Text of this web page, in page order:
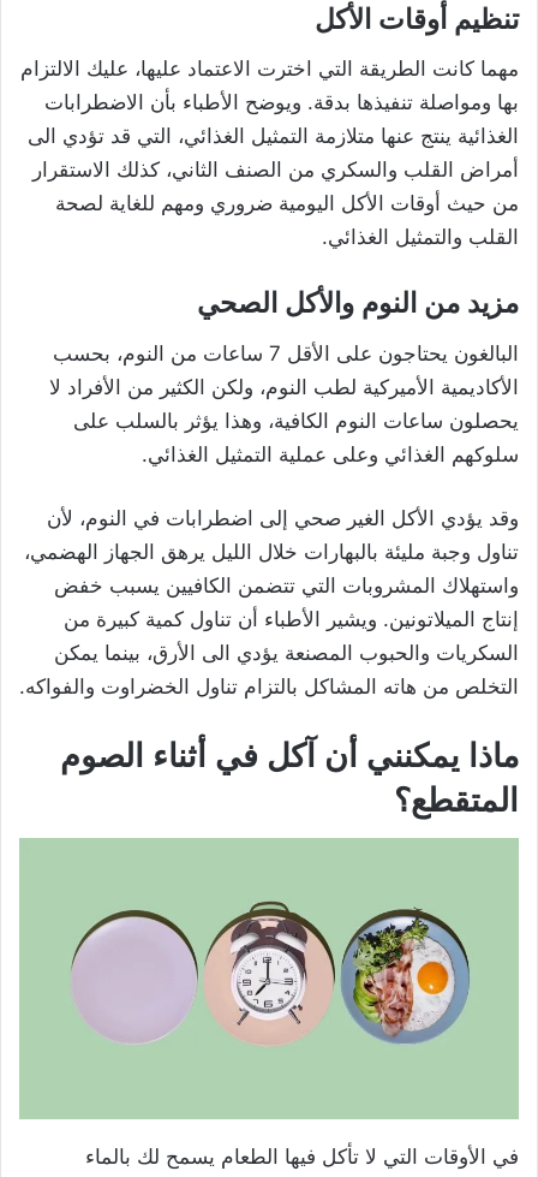
تنظيم أوقات الأكل
مهما كانت الطريقة التي اخترت الاعتماد عليها، عليك الالتزام
بها ومواصلة تنفيذها بدقة. ويوضح الأطباء بأن الاضطرابات
الغذائية ينتج عنها متلازمة التمثيل الغذائي، التي قد تؤدي الى
أمراض القلب والسكري من الصنف الثاني، كذلك الاستقرار
من حيث أوقات الأكل اليومية ضروري ومهم للغاية لصحة
القلب والتمثيل الغذائي.
مزيد من النوم والأكل الصحي
البالغون يحتاجون على الأقل 7 ساعات من النوم، بحسب
الأكاديمية الأميركية لطب النوم، ولكن الكثير من الأفراد لا
يحصلون ساعات النوم الكافية، وهذا يؤثر بالسلب على
سلوكهم الغذائي وعلى عملية التمثيل الغذائي.
وقد يؤدي الأكل الغير صحي إلى اضطرابات في النوم، لأن
تناول وجبة مليئة بالبهارات خلال الليل يرهق الجهاز الهضمي،
واستهلاك المشروبات التي تتضمن الكافيين يسبب خفض
إنتاج الميلاتونين. ويشير الأطباء أن تناول كمية كبيرة من
السكريات والحبوب المصنعة يؤدي الى الأرق، بينما يمكن
التخلص من هاته المشاكل بالتزام تناول الخضراوت والفواكه.
ماذا يمكنني أن آكل في أثناء الصوم
المتقطع؟
في الأوقات التي لا تأكل فيها الطعام يسمح لك بالماء